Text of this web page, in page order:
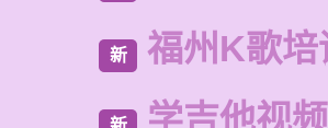
新 福州K歌
学吉他视